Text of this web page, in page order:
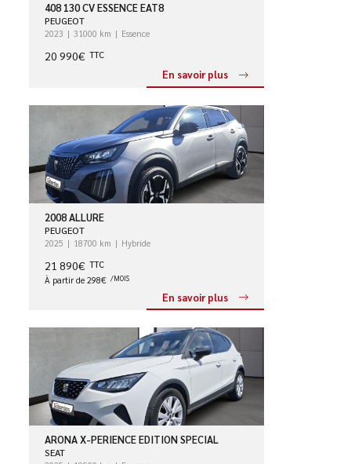
408 130 CV ESSENCE EAT8
PEUGEOT
2023 31000 km Essence
20 990€ TTC
En savoir plus
2008 ALLURE
PEUGEOT
2025 18700 km Hybride
21 890€ TTC
À partir de 298€ /MOIS
En savoir plus
ARONA X-PERIENCE EDITION SPECIAL
SEAT